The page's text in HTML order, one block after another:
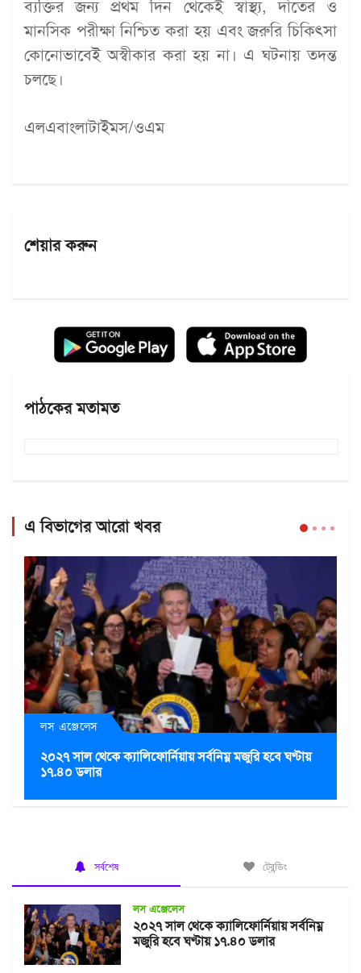
ব্যক্তির জন্য প্রথম দিন থেকেই স্বাস্থ্য, দাঁতের ও
মানসিক পরীক্ষা নিশ্চিত করা হয় এবং জরুরি চিকিৎসা
কোনোভাবেই অস্বীকার করা হয় না। এ ঘটনায় তদন্ত
চলছে।
এলএবাংলাটাইমস/ওএম
শেয়ার করুন
পাঠকের মতামত
এ বিভাগের আরো খবর
লস এঞ্জেলেস
২০২৭ সাল থেকে ক্যালিফোর্নিয়ায় সর্বনিম্ন মজুরি হবে ঘণ্টায়
১৭.৪০ ডলার
সর্বশেষ ট্রেন্ডিং
লস এঞ্জেলেস
২০২৭ সাল থেকে ক্যালিফোর্নিয়ায় সর্বনিম্ন
মজুরি হবে ঘণ্টায় ১৭.৪০ ডলার